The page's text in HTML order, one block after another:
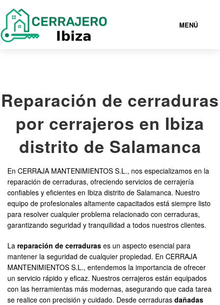
MENÚ
CERRAJEROS IBIZA BARATOS
SERVICIOS
CONTACTAR
Reparación de cerraduras
por cerrajeros en Ibiza
distrito de Salamanca
En CERRAJA MANTENIMIENTOS S.L., nos especializamos en la
reparación de cerraduras, ofreciendo servicios de cerrajería
confiables y eficientes en Ibiza distrito de Salamanca. Nuestro
equipo de profesionales altamente capacitados está siempre listo
para resolver cualquier problema relacionado con cerraduras,
garantizando seguridad y tranquilidad a todos nuestros clientes.
La reparación de cerraduras es un aspecto esencial para
mantener la seguridad de cualquier propiedad. En CERRAJA
MANTENIMIENTOS S.L., entendemos la importancia de ofrecer
un servicio rápido y eficaz. Nuestros cerrajeros están equipados
con las herramientas más modernas, asegurando que cada tarea
se realice con precisión y cuidado. Desde cerraduras dañadas